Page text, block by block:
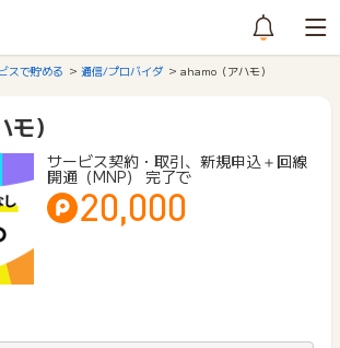
スで貯める 通信/プロバイダ ahamo（アハモ）
）
サービス契約・取引、新規申込＋回線
開通（MNP） 完了で
20,000